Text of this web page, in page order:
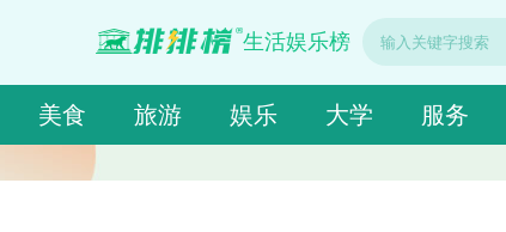
生活娱乐榜
美食 旅游 娱乐 大学 服务